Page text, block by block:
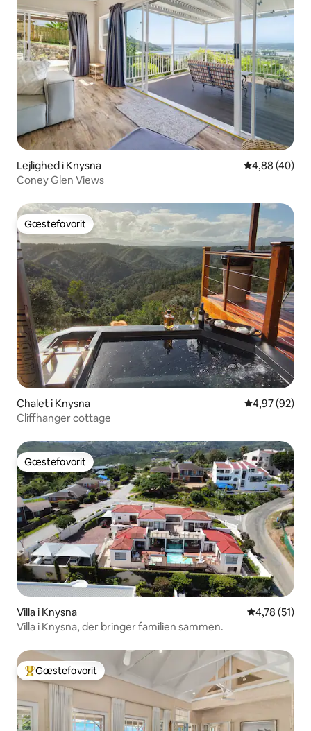
Lejlighed i Knysna 4,88 ud af 5 i
4,88 (40)
Coney Glen Views
Gæstefavorit
Gæstefavorit
Chalet i Knysna 4,97 ud af 5 i
4,97 (92)
Cliffhanger cottage
Gæstefavorit
Gæstefavorit
Villa i Knysna 4,78 ud af 5
4,78 (51)
Villa i Knysna, der bringer familien sammen.
Bedste gæstefavorit
Gæstefavorit